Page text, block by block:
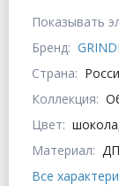
Показывать
Бренд:
Страна:
Коллекция:
Цвет:
Материал:
Все